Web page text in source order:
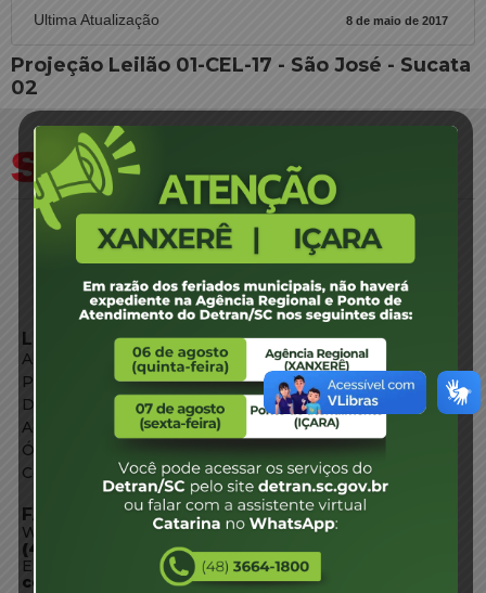
Ultima Atualização 8 de maio de 2017
Projeção Leilão 01-CEL-17 - São José - Sucata
02
LINKS EXTERNOS
Agência de Notícias
Portal de Serviços
Diário Oficial
Acesso à Informação
Órgãos do Governo
Conheça SC
FALE CONOSCO
WhatsApp:
(48) 3664-1800
E-mail:
centraldeinformacoes@detran.sc.gov.br